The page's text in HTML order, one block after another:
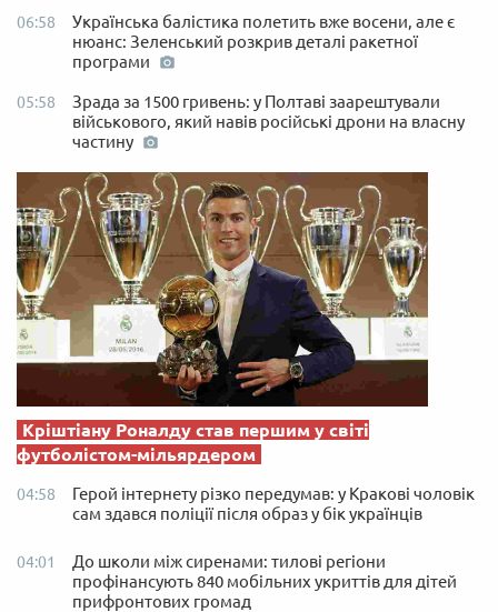
06:58
Українська балістика полетить вже восени, але є
нюанс: Зеленський розкрив деталі ракетної
програми
05:58
Зрада за 1500 гривень: у Полтаві заарештували
військового, який навів російські дрони на власну
частину
Кріштіану Роналду став першим у світі
футболістом-мільярдером
04:58
Герой інтернету різко передумав: у Кракові чоловік
сам здався поліції після образ у бік українців
04:01
До школи між сиренами: тилові регіони
профінансують 840 мобільних укриттів для дітей
прифронтових громад